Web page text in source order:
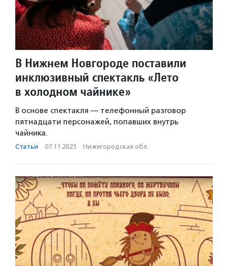
В Нижнем Новгороде поставили
инклюзивный спектакль «Лето
в холодном чайнике»
В основе спектакля — телефонный разговор
пятнадцати персонажей, попавших внутрь
чайника.
Статьи · 07.11.2023 · Нижегородская обл.